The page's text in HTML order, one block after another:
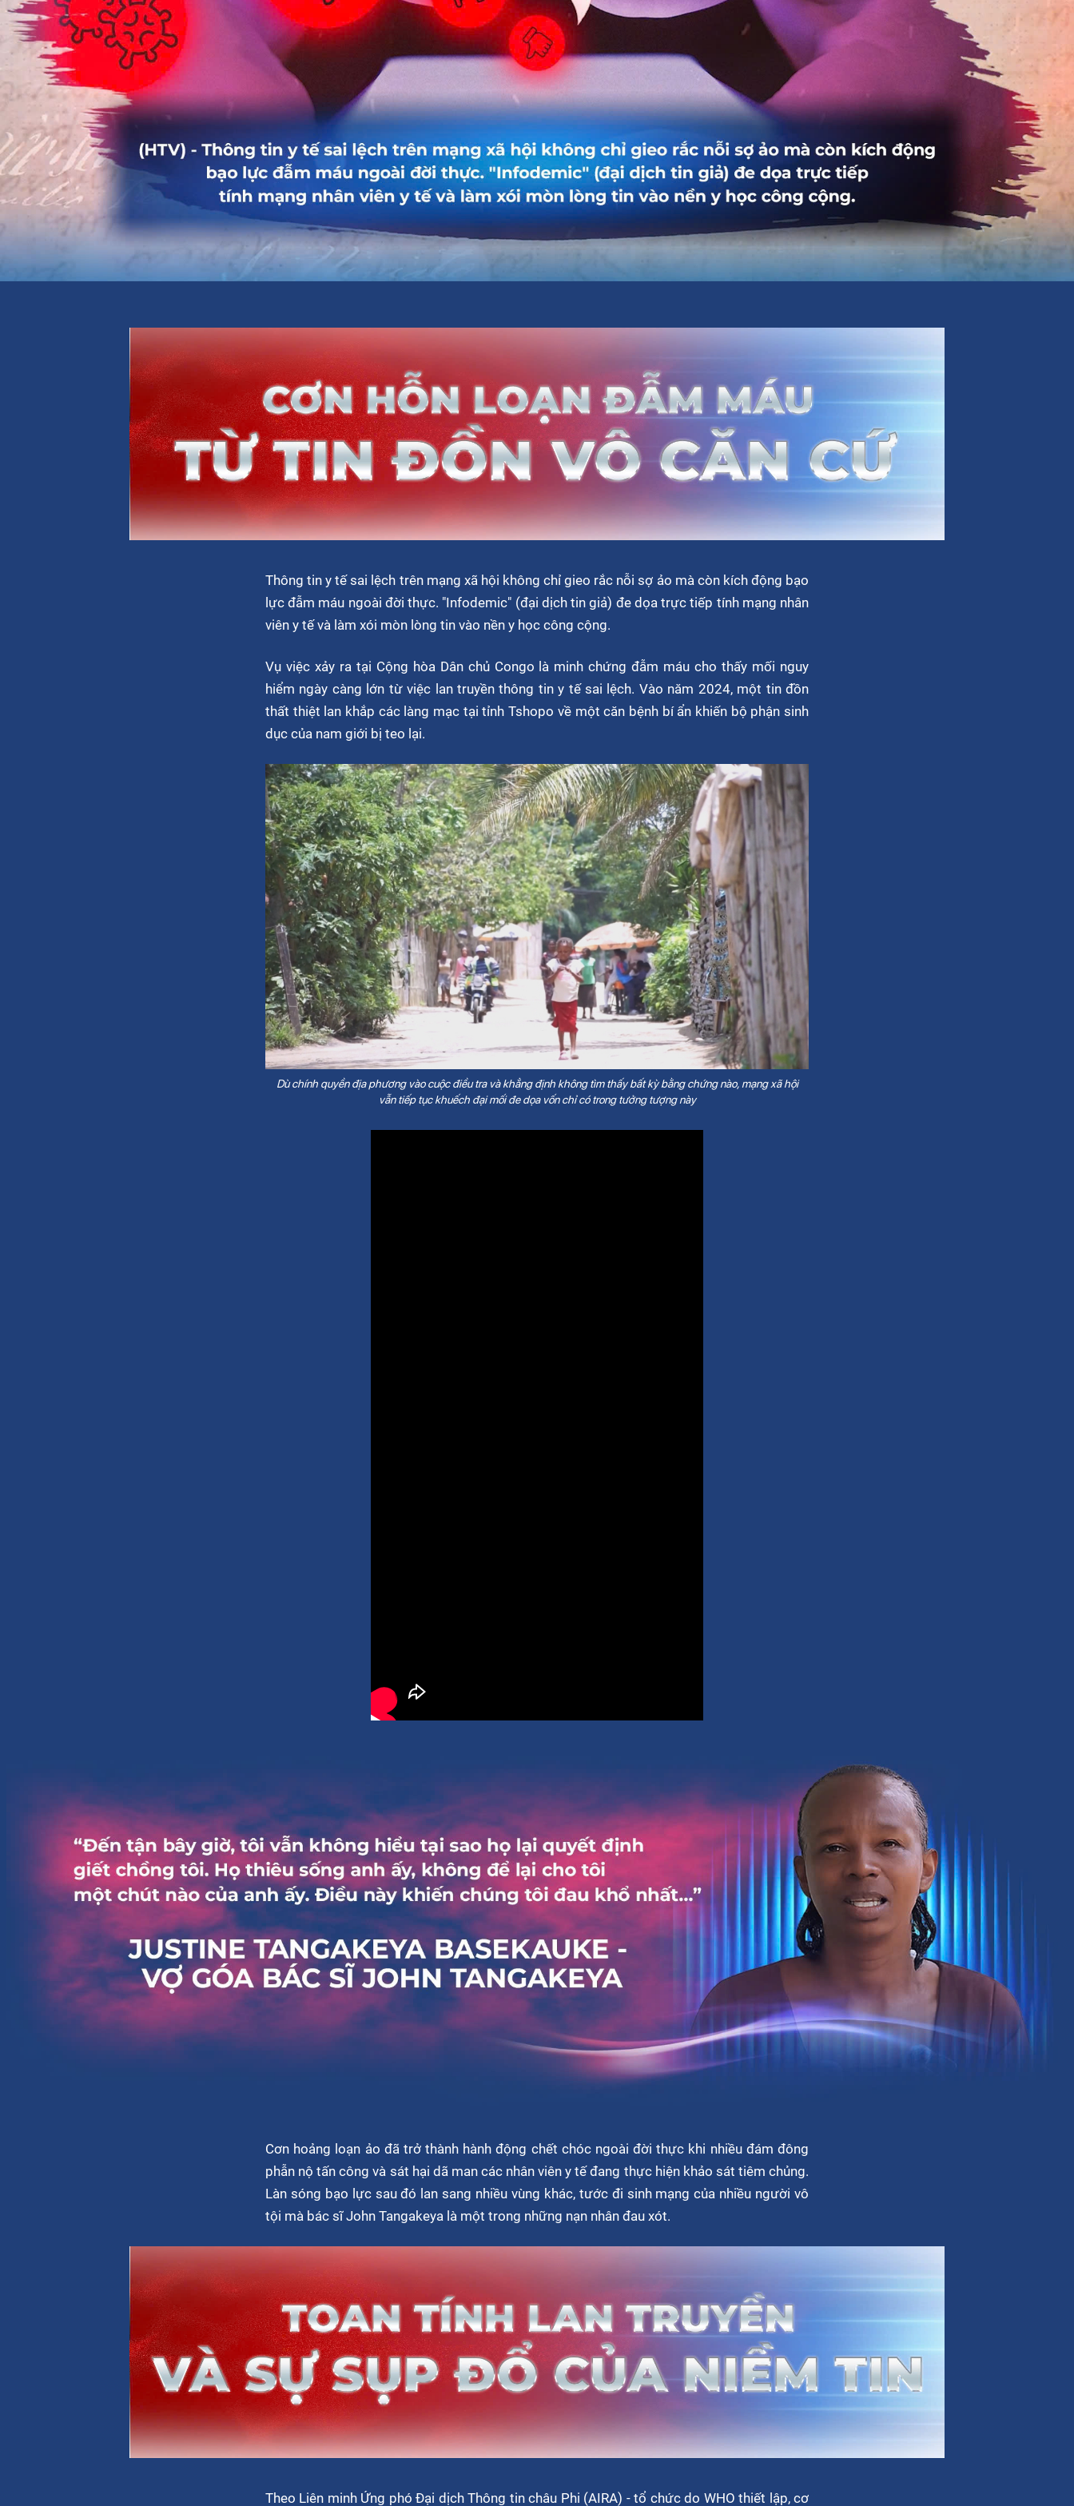
Thông tin y tế sai lệch trên mạng xã hội không chỉ gieo rắc nỗi sợ ảo mà còn kích động bạo
lực đẫm máu ngoài đời thực. "Infodemic" (đại dịch tin giả) đe dọa trực tiếp tính mạng nhân
viên y tế và làm xói mòn lòng tin vào nền y học công cộng.
Vụ việc xảy ra tại Cộng hòa Dân chủ Congo là minh chứng đẫm máu cho thấy mối nguy
hiểm ngày càng lớn từ việc lan truyền thông tin y tế sai lệch. Vào năm 2024, một tin đồn
thất thiệt lan khắp các làng mạc tại tỉnh Tshopo về một căn bệnh bí ẩn khiến bộ phận sinh
dục của nam giới bị teo lại.
Dù chính quyền địa phương vào cuộc điều tra và khẳng định không tìm thấy bất kỳ bằng chứng nào, mạng xã hội
vẫn tiếp tục khuếch đại mối đe dọa vốn chỉ có trong tưởng tượng này
Cơn hoảng loạn ảo đã trở thành hành động chết chóc ngoài đời thực khi nhiều đám đông
phẫn nộ tấn công và sát hại dã man các nhân viên y tế đang thực hiện khảo sát tiêm chủng.
Làn sóng bạo lực sau đó lan sang nhiều vùng khác, tước đi sinh mạng của nhiều người vô
tội mà bác sĩ John Tangakeya là một trong những nạn nhân đau xót.
Theo Liên minh Ứng phó Đại dịch Thông tin châu Phi (AIRA) - tổ chức do WHO thiết lập, cơ